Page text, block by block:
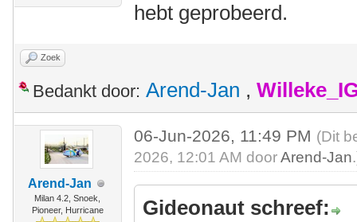
hebt geprobeerd.
Zoek
Bedankt door: Arend-Jan ,
Arend-Jan
Milan 4.2, Snoek,
Pioneer, Hurricane
06-Jun-2026, 11:49 PM (Dit
2026, 12:01 AM doorArend-Jan
Gideonaut schreef: